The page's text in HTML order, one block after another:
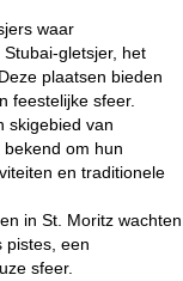
waar
gletsjer, het
plaatsen bieden
feestelijke sfeer.
skigebied van
om hun
en traditionele
in St. Moritz wachten
pistes, een
sfeer.